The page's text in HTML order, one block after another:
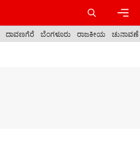
ದಾವಣಗೆರೆ ಬೆಂಗಳೂರು ರಾಜಕೀಯ ಚುನಾವಣೆ